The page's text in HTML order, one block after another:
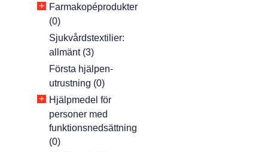
+ Farmakopéprodukter
(0)
Sjukvårdstextilier:
allmänt (3)
Första hjälpen-
utrustning (0)
+ Hjälpmedel för
personer med
funktionsnedsättning
(0)